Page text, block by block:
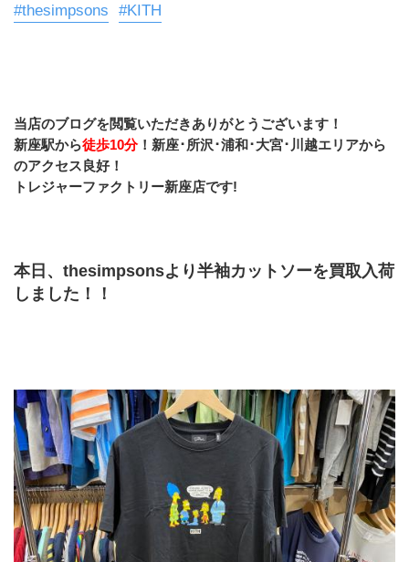
#thesimpsons
#KITH
当店のブログを閲覧いただきありがとうございます！
新座駅から徒歩10分！新座･所沢･浦和･大宮･川越エリアから
のアクセス良好！
トレジャーファクトリー新座店です!
本日、thesimpsonsより半袖カットソーを買取入荷
しました！！